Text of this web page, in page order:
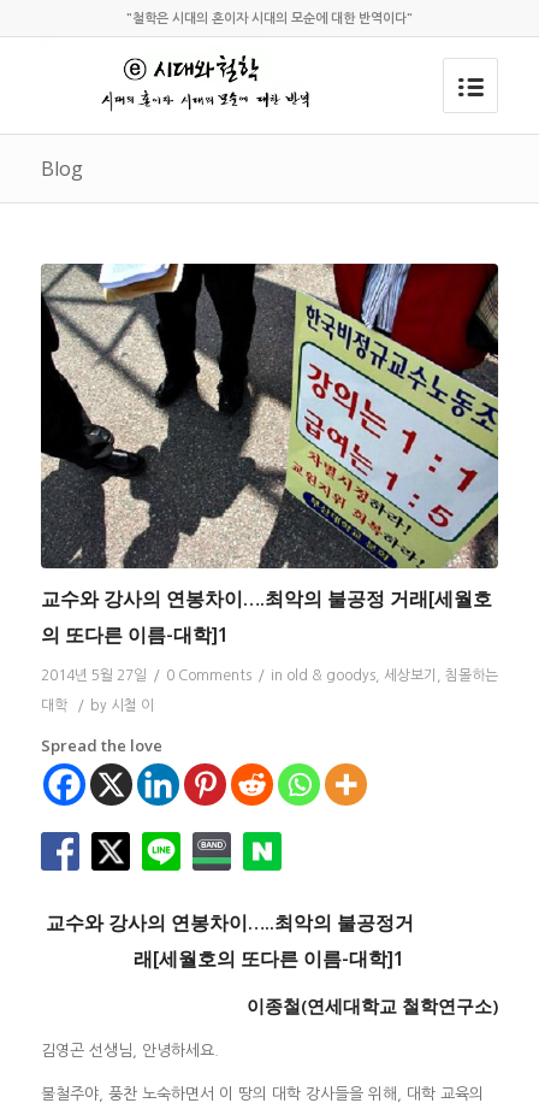
"철학은 시대의 혼이자 시대의 모순에 대한 반역이다"
Blog
교수와 강사의 연봉차이….최악의 불공정 거래[세월호
의 또다른 이름-대학]1
2014년 5월 27일 / 0 Comments / in old & goodys, 세상보기 침몰하는
대학 / by 시철 이
Spread the love
교수와 강사의 연봉차이…..최악의 불공정거
래[세월호의 또다른 이름-대학]1
이종철(연세대학교 철학연구소)
김영곤 선생님, 안녕하세요.
불철주야, 풍찬 노숙하면서 이 땅의 대학 강사들을 위해, 대학 교육의